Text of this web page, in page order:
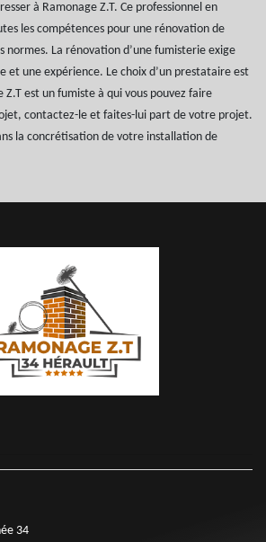
à Ramonage Z.T. Ce professionnel en
les compétences pour une rénovation de
normes. La rénovation d’une fumisterie exige
et une expérience. Le choix d’un prestataire est
Z.T est un fumiste à qui vous pouvez faire
contactez-le et faites-lui part de votre projet.
la concrétisation de votre installation de
34